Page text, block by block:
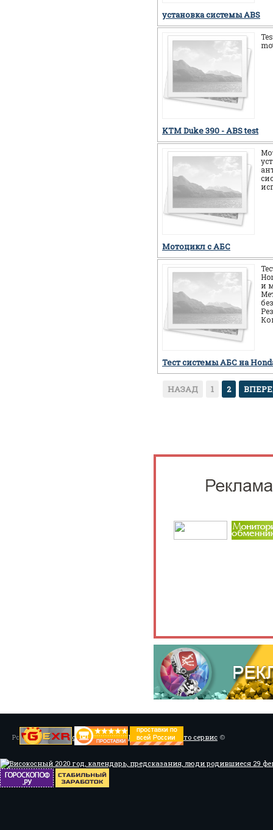
установка системы ABS
KTM Duke 390 - ABS test
Мотоцикл c АБС
и
Тест системы АБС на
НАЗАД 1 2
Powered byУстановка системы ABS, Тюнинг/Мото сервис ©